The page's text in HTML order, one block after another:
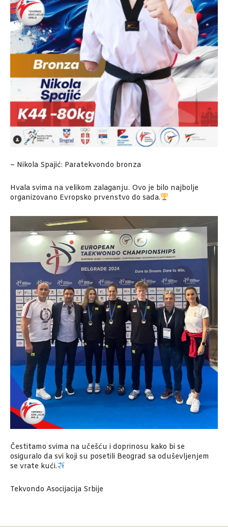
– Nikola Spajić: Paratekvondo bronza
Hvala svima na velikom zalaganju. Ovo je bilo najbolje
organizovano Evropsko prvenstvo do sada.
Čestitamo svima na učešću i doprinosu kako bi se
osiguralo da svi koji su posetili Beograd sa oduševljenjem
se vrate kući.
Tekvondo Asocijacija Srbije